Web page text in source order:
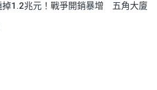
掉1.2兆元！戰爭開銷暴增 五角大廈